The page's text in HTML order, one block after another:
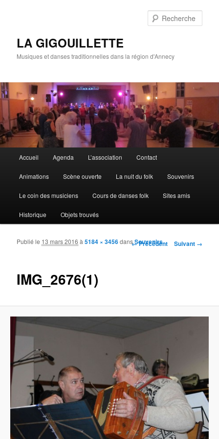
LA GIGOUILLETTE
Musiques et danses traditionnelles dans la région d'Annecy
Aller au contenu principal
Aller au contenu secondaire
Accueil Agenda L’association Contact
Animations Scène ouverte La nuit du folk Souvenirs
Le coin des musiciens Cours de danses folk Sites amis
Historique Objets trouvés
Navigation des images
← Précédent Suivant →
IMG_2676(1)
Publié le 13 mars 2016 à5184 × 3456dansSouvenirs